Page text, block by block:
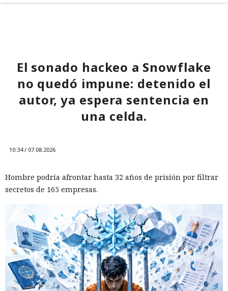
El sonado hackeo a Snowflake
no quedó impune: detenido el
autor, ya espera sentencia en
una celda.
10:34 / 07.08.2026
Hombre podría afrontar hasta 32 años de prisión por filtrar
secretos de 165 empresas.